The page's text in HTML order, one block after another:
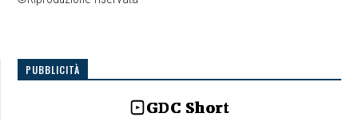
PUBBLICITÀ
GDC Short